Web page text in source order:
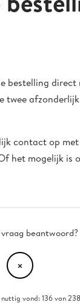
bestelling
contact op
het mogelijk is
beantwoord?
vond: 136 van 238